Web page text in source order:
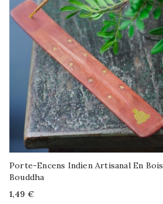
Porte-Encens Indien Artisanal En Bois
Bouddha
Price
1,49 €